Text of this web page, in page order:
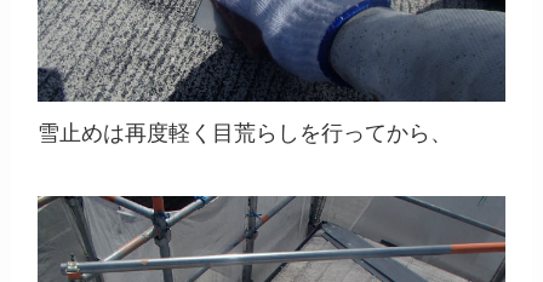
雪止めは再度軽く目荒らしを行ってから、